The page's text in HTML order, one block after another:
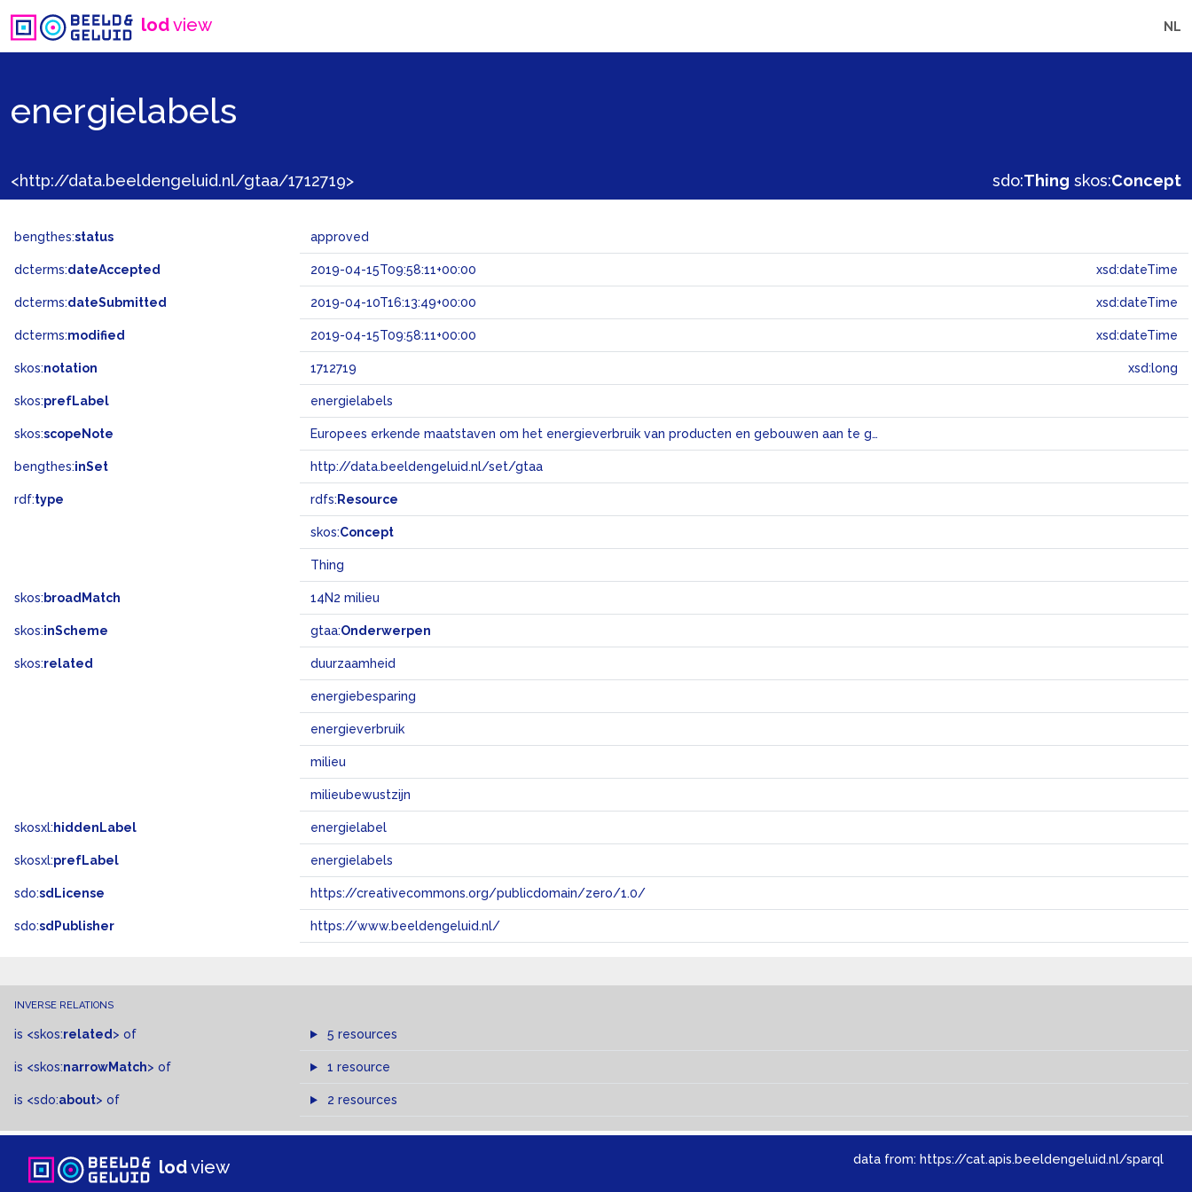
lodview NL
energielabels
<http://data.beeldengeluid.nl/gtaa/1712719> sdo:Thing skos:Concept
bengthes:status approved
dcterms:dateAccepted 2019-04-15T09:58:11+00:00 xsd:dateTime
dcterms:dateSubmitted 2019-04-10T16:13:49+00:00 xsd:dateTime
dcterms:modified 2019-04-15T09:58:11+00:00 xsd:dateTime
skos:notation 1712719 xsd:long
skos:prefLabel energielabels
skos:scopeNote Europees erkende maatstaven om het energieverbruik van producten en gebouwen aan te geven
bengthes:inSet http://data.beeldengeluid.nl/set/gtaa
rdf:type rdfs: Resource
skos:Concept
Thing
skos: broadMatch 14N2 milieu
skos:inScheme gtaa:Onderwerpen
skos:related duurzaamheid
energiebesparing
energieverbruik
milieu
milieubewustzijn
skosxl: hiddenLabel energielabel
skosxl:prefLabel energielabels
sdo:sdLicense https://creativecommons.org/publicdomain/zero/1.0/
sdo:sdPublisher https://www.beeldengeluid.nl/
INVERSE RELATIONS
is <skos:related > of 5 resources
is <skos:narrowMatch> of 1 resource
is <sdo:about> of 2 resources
lodview data from: https://cat.apis.beeldengeluid.nl/sparql